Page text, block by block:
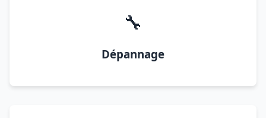
🔧
Dépannage